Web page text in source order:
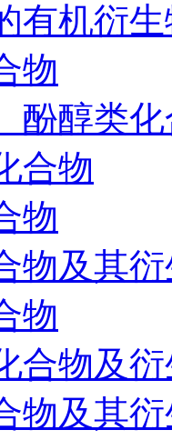
有机衍
物
酚醇类
合物
物
物及其
物
合物及
物及其